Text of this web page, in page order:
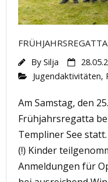
By Silja
Jugendaktivitäten,
Am Samstag, den
Frühjahrsregatta
Templiner See
(!) Kinder
Anmeldungen für